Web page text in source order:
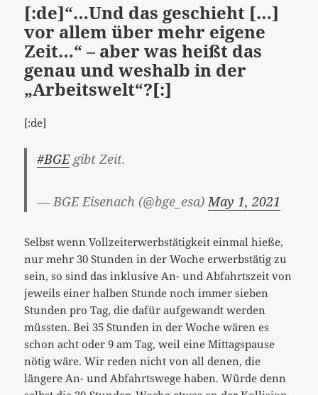
[:de]“…Und das geschieht […]
vor allem über mehr eigene
Zeit…“ – aber was heißt das
genau und weshalb in der
„Arbeitswelt“?[:]
[:de]
#BGEgibt Zeit.
— BGE Eisenach (@bge_esa)May 1, 2021
Selbst wenn Vollzeiterwerbstätigkeit einmal hieße,
nur mehr 30 Stunden in der Woche erwerbstätig zu
sein, so sind das inklusive An- und Abfahrtszeit von
jeweils einer halben Stunde noch immer sieben
Stunden pro Tag, die dafür aufgewandt werden
müssten. Bei 35 Stunden in der Woche wären es
schon acht oder 9 am Tag, weil eine Mittagspause
nötig wäre. Wir reden nicht von all denen, die
längere An- und Abfahrtswege haben. Würde denn